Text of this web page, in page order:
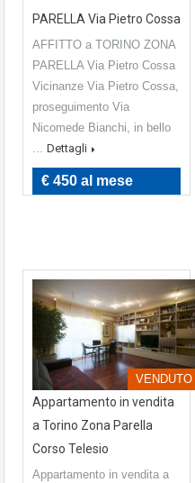
PARELLA Via Pietro Cossa
AFFITTO a TORINO ZONA
PARELLA Via Pietro Cossa
Vicinanze Via Pietro Cossa,
proseguimento Via
Nicomede Bianchi, in bello
Dettagli
€ 450 al mese
VENDUTO
Appartamento in vendita
a Torino Zona Parella
Corso Telesio
Appartamento in vendita a